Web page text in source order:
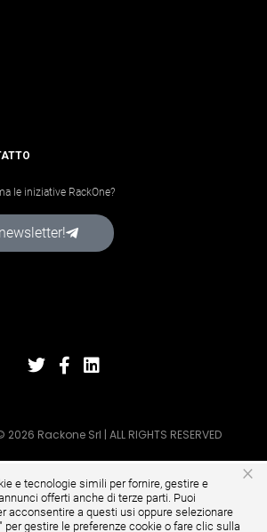
le iniziative RackOne?
2026 Rackone Srl | ALL RIGHTS RESERVED
×
e tecnologie simili per fornire, gestire e
offerti anche di terze parti. Puoi
acconsentire a questi usi oppure selezionare
" per gestire le preferenze cookie o fare clic sulla